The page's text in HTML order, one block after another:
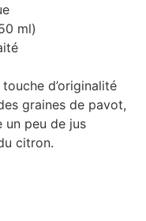
ml)
d’originalité
graines de pavot,
un peu de jus
citron.